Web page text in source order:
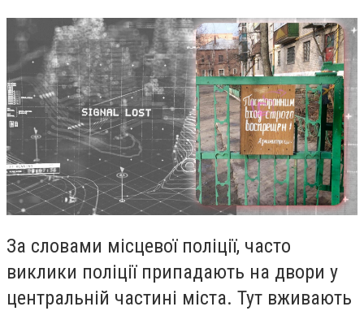
За словами місцевої поліції, часто
виклики поліції припадають на двори у
центральній частині міста. Тут вживають